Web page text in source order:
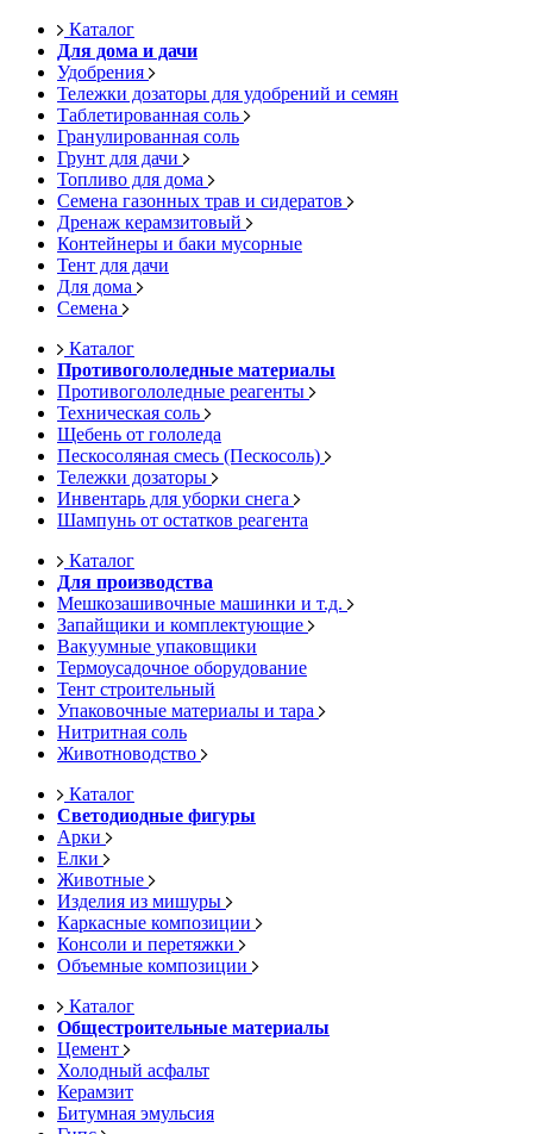
Каталог
Для дома и дачи
Удобрения
Тележки дозаторы для удобрений и семян
Таблетированная соль
Гранулированная соль
Грунт для дачи
Топливо для дома
Семена газонных трав и сидератов
Дренаж керамзитовый
Контейнеры и баки мусорные
Тент для дачи
Для дома
Семена
Каталог
Противогололедные материалы
Противогололедные реагенты
Техническая соль
Щебень от гололеда
Пескосоляная смесь (Пескосоль)
Тележки дозаторы
Инвентарь для уборки снега
Шампунь от остатков реагента
Каталог
Для производства
Мешкозашивочные машинки и т.д.
Запайщики и комплектующие
Вакуумные упаковщики
Термоусадочное оборудование
Тент строительный
Упаковочные материалы и тара
Нитритная соль
Животноводство
Каталог
Светодиодные фигуры
Арки
Елки
Животные
Изделия из мишуры
Каркасные композиции
Консоли и перетяжки
Объемные композиции
Каталог
Общестроительные материалы
Цемент
Холодный асфальт
Керамзит
Битумная эмульсия